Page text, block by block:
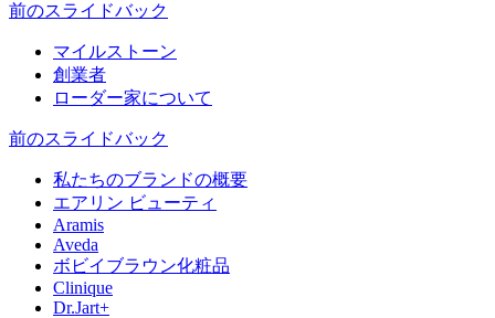
前のスライドバック
マイルストーン
創業者
ローダー家について
前のスライドバック
私たちのブランドの概要
エアリン ビューティ
Aramis
Aveda
ボビイブラウン化粧品
Clinique
Dr.Jart+